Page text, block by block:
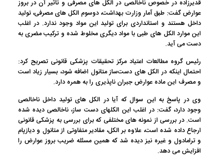
قدیرزاده در خصوص ناخالصی در الکل های مصرفی و تاثیر آن در بروز
عوارض گفت: طبق آمار وزارت بهداشت، دوسوم الکل های مصرفی، تولید
داخل هستند و استانداردی برای تولید این مواد وجود ندارد. در اغلب
این موارد الکل های طبی با مواد دیگری مخلوط شده و ترکیب مضری به
دست می آید.
رئیس گروه مطالعات اعتیاد مرکز تحقیقات پزشکی قانونی تصریح کرد:
احتمال اینکه در الکل های دست‌ساز متانول اضافه شود، بسیار زیاد است
و مصرف این ماده عوارض جبران ناپذیری را به همره دارد.
وی در پاسخ به این سوال که آیا در الکل های تولید داخل ناخالصی
وجود دارد، گفت: در اغلب این الکلهای دست ساز، ناخالصی دیده شده
است. در بررسی از نمونه های مختلفی که برای بررسی به پزشکی قانونی
ارجاع داده شده است، علاوه بر الکل، مقادیر متفاوتی از متانول و دیازپام
و ترامادول و غیره نیز دیده شد که همین مسئله ضریب بروز عوارض را
افزایش می دهد.